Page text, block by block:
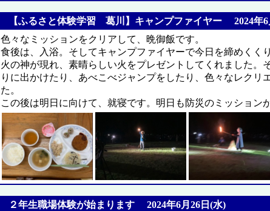
【ふるさと体験学習 葛川】キャンプファイヤー 2024年6
色々なミッションをクリアして、晩御飯です。
食後は、入浴。そしてキャンプファイヤーで今日を締めくく
火の神が現れ、素晴らしい火をプレゼントしてくれました。
りに出かけたり、あべこべジャンプをしたり、色々なレクリ
た。
この後は明日に向けて、就寝です。明日も防災のミッション
２年生職場体験が始まります 2024年6月26日(水)